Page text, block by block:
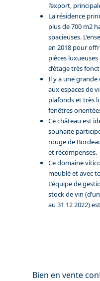
l’export,
La résidence
plus de 700 m2
spacieuses.
en 2018 pour
pièces
d’étage très
Il y a une grande
aux espaces de
plafonds et très
fenêtres
Ce château est
souhaite
rouge de
et récompenses.
Ce domaine
meublé et avec
L’équipe de
stock de vin
au 31 12 2022)
Bien en vente